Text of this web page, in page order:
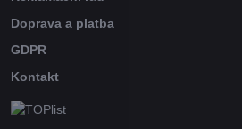
Doprava a platba
GDPR
Kontakt